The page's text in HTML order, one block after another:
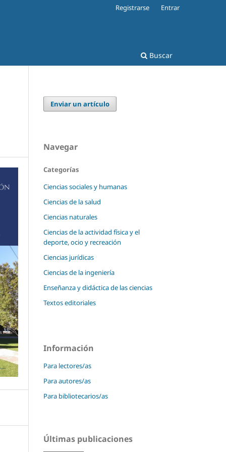
Buscar
Registrarse Entrar
Enviar un artículo
Navegar
Categorías
Ciencias sociales y humanas
Ciencias de la salud
Ciencias naturales
Ciencias de la actividad física y el
deporte, ocio y recreación
Ciencias jurídicas
Ciencias de la ingeniería
Enseñanza y didáctica de las ciencias
Textos editoriales
Información
Para lectores/as
Para autores/as
Para bibliotecarios/as
Últimas publicaciones